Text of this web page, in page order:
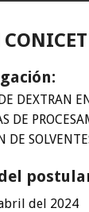
DEXTRAN
DE
DE
del 2024